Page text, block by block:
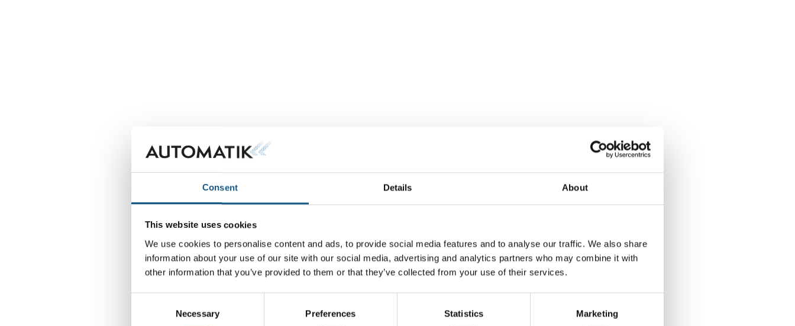
Consent Details About
This website uses cookies
We use cookies to personalise content and ads, to provide social media features and to analyse our traffic. We also share
information about your use of our site with our social media, advertising and analytics partners who may combine it with
other information that you’ve provided to them or that they’ve collected from your use of their services.
Necessary Preferences Statistics Marketing